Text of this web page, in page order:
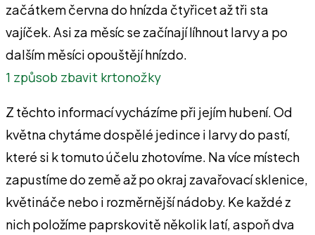
začátkem června do hnízda čtyřicet až tři sta
vajíček. Asi za měsíc se začínají líhnout larvy a po
dalším měsíci opouštějí hnízdo.
1 způsob zbavit krtonožky
Z těchto informací vycházíme při jejím hubení. Od
května chytáme dospělé jedince i larvy do pastí,
které si k tomuto účelu zhotovíme. Na více místech
zapustíme do země až po okraj zavařovací sklenice,
květináče nebo i rozměrnější nádoby. Ke každé z
nich položíme paprskovitě několik latí, aspoň dva